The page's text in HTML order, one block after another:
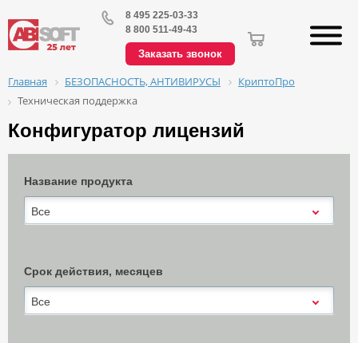
8 495 225-03-33
8 800 511-49-43
Заказать звонок
Главная БЕЗОПАСНОСТЬ, АНТИВИРУСЫ
КриптоПро
Техническая поддержка
Конфигуратор лицензий
Название продукта
Все
Срок действия, месяцев
Все